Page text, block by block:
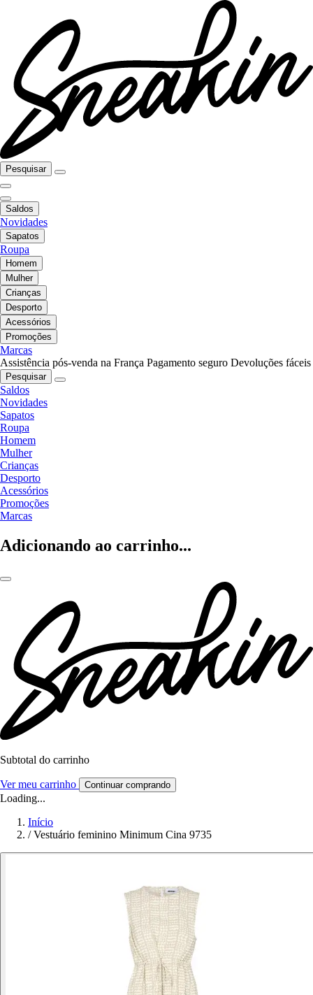
Pesquisar
Saldos
Novidades
Sapatos
Roupa
Homem
Mulher
Crianças
Desporto
Acessórios
Promoções
Marcas
Assistência pós-venda na França Pagamento seguro Devoluções fáceis
Pesquisar
Saldos
Novidades
Sapatos
Roupa
Homem
Mulher
Crianças
Desporto
Acessórios
Promoções
Marcas
Adicionando ao carrinho...
Subtotal do carrinho
Ver meu carrinho Continuar comprando
Loading...
Início
/ Vestuário feminino Minimum Cina 9735